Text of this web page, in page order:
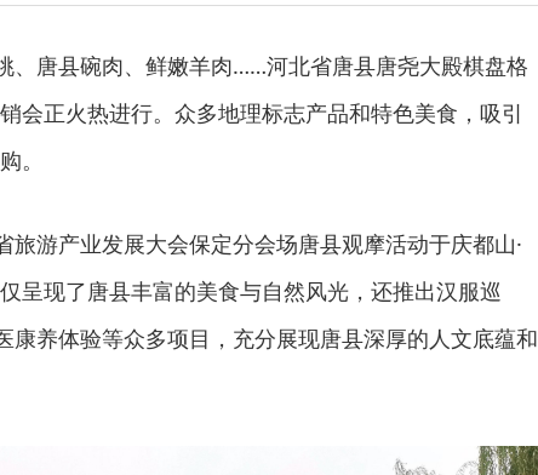
、唐县碗肉、鲜嫩羊肉……河北省唐县唐尧大殿棋盘格
会正火热进行。众多地理标志产品和特色美食，吸引
。
旅游产业发展大会保定分会场唐县观摩活动于庆都山·
呈现了唐县丰富的美食与自然风光，还推出汉服巡
康养体验等众多项目，充分展现唐县深厚的人文底蕴和